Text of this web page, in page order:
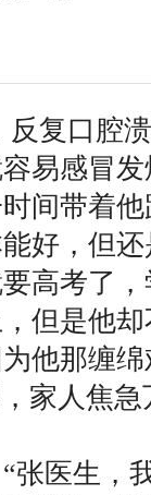
复口腔
感冒发
间带着
好，但
高考了
但是他
他那缠
家人焦
医生，